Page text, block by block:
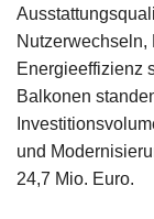
Energieeffizienz
Balkonen
und
24,7 Mio. Euro.